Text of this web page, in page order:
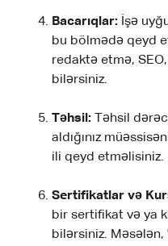
Bacarıqlar: İşə
bu bölmədə qeyd
redaktə etmə,
bilərsiniz.
Təhsil: Təhsil
aldığınız
ili qeyd etməlisiniz.
Sertifikatlar və
bir sertifikat və ya
bilərsiniz.